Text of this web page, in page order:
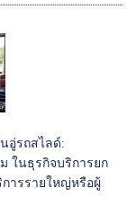
อู่รถสไลด์:
ในธุรกิจบริการยก
ารรายใหญ่หรือผู้